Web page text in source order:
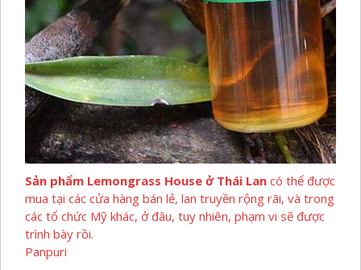
Sản phẩm Lemongrass House ở Thái Lan có thể được
mua tại các cửa hàng bán lẻ, lan truyền rộng rãi, và trong
các tổ chức Mỹ khác, ở đâu, tuy nhiên, phạm vi sẽ được
trình bày rồi.
Panpuri